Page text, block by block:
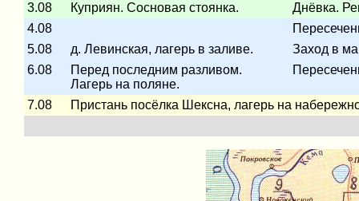
3.08
Куприян. Сосновая стоянка.
Днёвка.
4.08
5.08
д. Левинская, лагерь в заливе.
Заход в
6.08
Перед последним разливом.
Лагерь на поляне.
7.08 Пристань посёлка Шексна, лагерь на